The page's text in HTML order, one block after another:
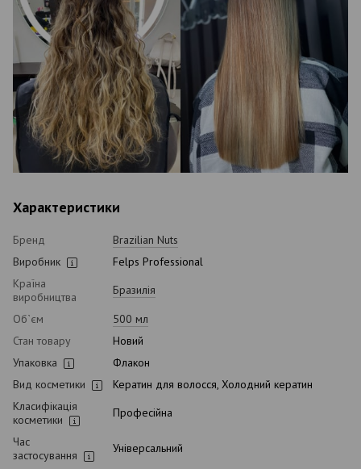
Характеристики
Бренд
Brazilian Nuts
Виробник
Felps Professional
Країна
виробництва
Бразилія
Об`єм
500 мл
Стан товару
Новий
Упаковка
Флакон
Вид косметики
Кератин для волосся, Холодний кератин
Класифікація
косметики
Професійна
Час
застосування
Універсальний